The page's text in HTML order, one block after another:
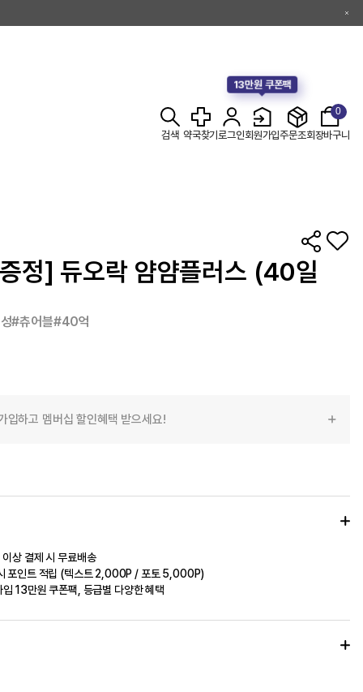
검색 약국찾기로그인
13만원 쿠폰팩
회원가입주문조회
0
장바구니
정] 듀오락 얌얌플러스 (40일
#츄어블#40억
입하고 멤버십 할인혜택 받으세요!
상 결제 시 무료배송
포인트 적립 (텍스트 2,000P / 포토 5,000P)
입 13만원 쿠폰팩, 등급별 다양한 혜택